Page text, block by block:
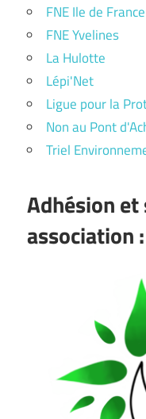
FNE Ile de France
FNE Yvelines
La Hulotte
Lépi'Net
Ligue pour la
Non au Pont
Triel
Adhésion
association :